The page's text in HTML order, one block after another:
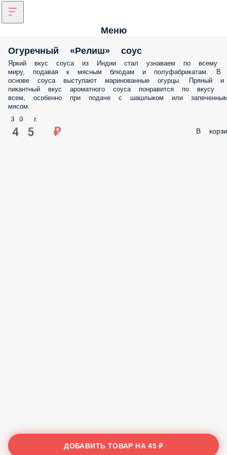
Меню
Огуречный «Релиш» соус
Яркий вкус соуса из Индии стал узнаваем по всему
миру, подавая к мясным блюдам и полуфабрикатам. В
основе соуса выступают маринованные огурцы. Пряный и
пикантный вкус ароматного соуса понравится по вкусу
всем, особенно при подаче с шашлыком или
мясом.
30 г.
45 ₽ В
ДОБАВИТЬ ТОВАР НА45 ₽